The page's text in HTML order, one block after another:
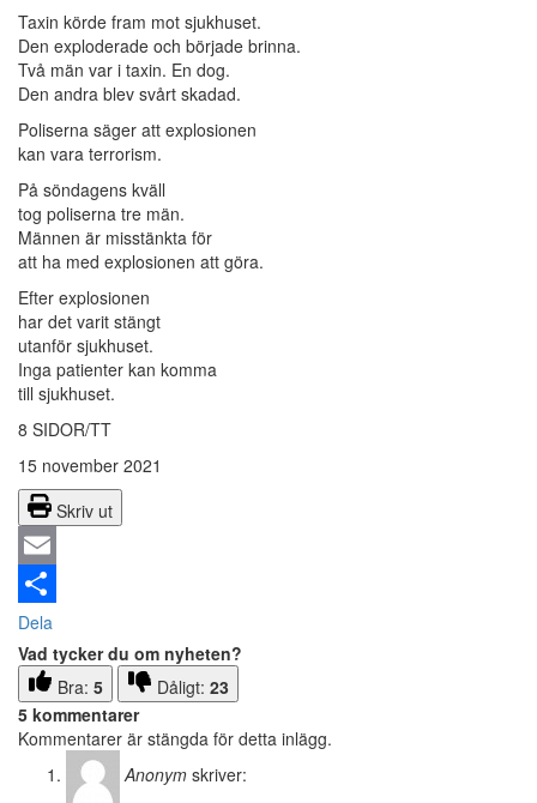
Taxin körde fram mot sjukhuset.
Den exploderade och började brinna.
Två män var i taxin. En dog.
Den andra blev svårt skadad.
Poliserna säger att explosionen
kan vara terrorism.
På söndagens kväll
tog poliserna tre män.
Männen är misstänkta för
att ha med explosionen att göra.
Efter explosionen
har det varit stängt
utanför sjukhuset.
Inga patienter kan komma
till sjukhuset.
8 SIDOR/TT
15 november 2021
Skriv ut
Email
Dela
Vad tycker du om nyheten?
Bra: 5 Dåligt: 23
5 kommentarer
Kommentarer är stängda för detta inlägg.
Anonym skriver: